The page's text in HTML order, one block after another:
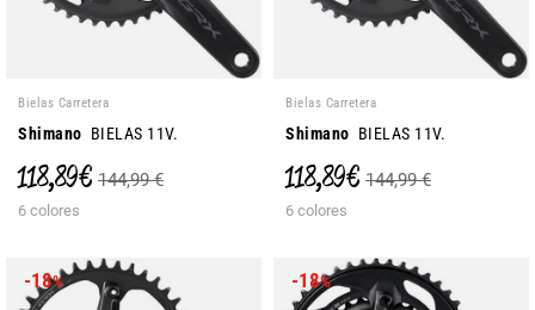
Bielas Carretera
Shimano BIELAS 11V.
118,89 € 144,99 €
6 colores
Bielas Carretera
Shimano BIELAS 11V.
118,89 € 144,99 €
6 colores
-18% -18%